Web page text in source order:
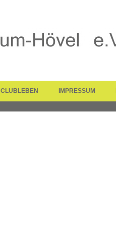
CLUBLEBEN IMPRESSUM